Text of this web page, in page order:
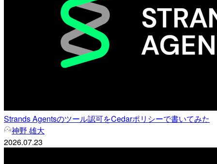
Strands Agentsのツール認可をCedarポリシーで書いてみた
神野 雄大
2026.07.23